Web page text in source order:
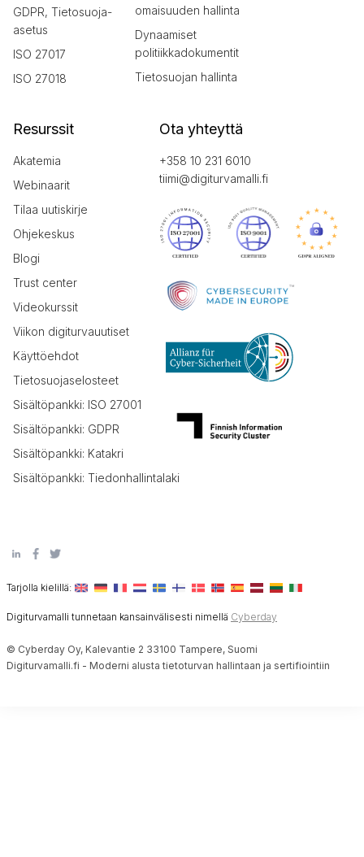
GDPR, Tietosuoja-
asetus
ISO 27017
ISO 27018
omaisuuden hallinta
Dynaamiset
politiikkadokumentit
Tietosuojan hallinta
Resurssit
Akatemia
Webinaarit
Tilaa uutiskirje
Ohjekeskus
Blogi
Trust center
Videokurssit
Viikon digiturvauutiset
Käyttöehdot
Tietosuojaselosteet
Sisältöpankki: ISO 27001
Sisältöpankki: GDPR
Sisältöpankki: Katakri
Sisältöpankki: Tiedonhallintalaki
Ota yhteyttä
+358 10 231 6010
tiimi@digiturvamalli.fi
Tarjolla kielillä:
Digiturvamalli tunnetaan kansainvälisesti nimellä Cyberday
© Cyberday Oy, Kalevantie 2 33100 Tampere, Suomi
Digiturvamalli.fi - Moderni alusta tietoturvan hallintaan ja sertifiointiin